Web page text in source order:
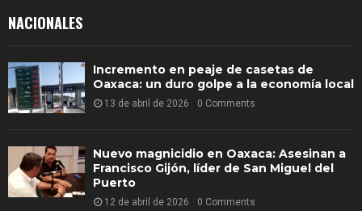
NACIONALES
Incremento en peaje de casetas de
Oaxaca: un duro golpe a la economía local
13 de abril de 2026 0 Comments
Nuevo magnicidio en Oaxaca: Asesinan a
Francisco Gijón, líder de San Miguel del
Puerto
12 de abril de 2026 0 Comments